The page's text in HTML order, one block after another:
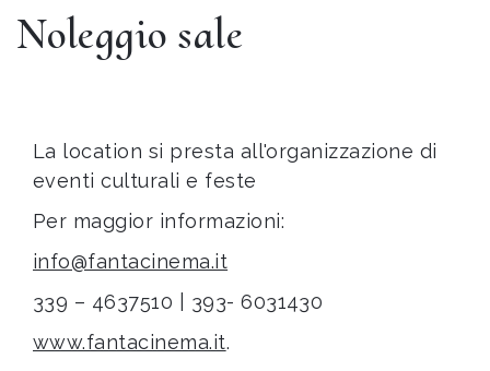
Noleggio sale
La location si presta all'organizzazione di
eventi culturali e feste
Per maggior informazioni:
info@fantacinema.it
339 – 4637510 | 393- 6031430
www.fantacinema.it.